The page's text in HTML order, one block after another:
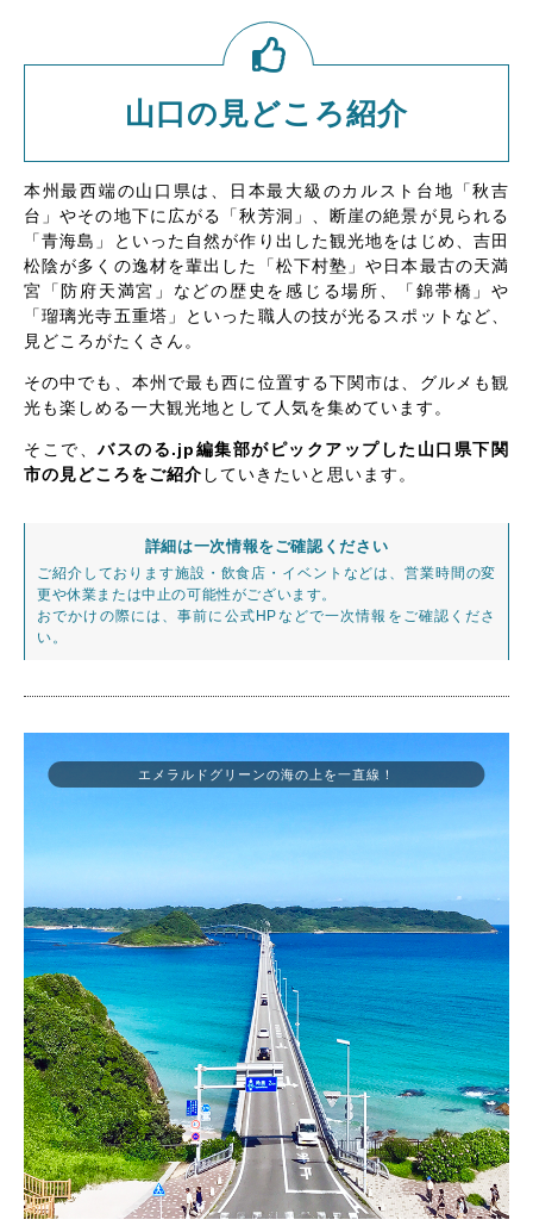
山口の見どころ紹介
本州最西端の山口県は、日本最大級のカルスト台地「秋吉
台」やその地下に広がる「秋芳洞」、断崖の絶景が見られる
「青海島」といった自然が作り出した観光地をはじめ、吉田
松陰が多くの逸材を輩出した「松下村塾」や日本最古の天満
宮「防府天満宮」などの歴史を感じる場所、「錦帯橋」や
「瑠璃光寺五重塔」といった職人の技が光るスポットなど、
見どころがたくさん。
その中でも、本州で最も西に位置する下関市は、グルメも観
光も楽しめる一大観光地として人気を集めています。
そこで、バスのる.jp編集部がピックアップした山口県下関
市の見どころをご紹介 していきたいと思います。
詳細は一次情報をご確認ください
ご紹介しております施設・飲食店・イベントなどは、営業時間の変
更や休業または中止の可能性がございます。
おでかけの際には、事前に公式HPなどで一次情報をご確認くださ
い。
エメラルドグリーンの海の上を一直線！